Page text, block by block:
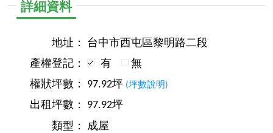
詳細資料
地址：
台中市西屯區黎明路二段
產權登記：
有
無
權狀坪數：
97.92坪 (坪數說明)
出租坪數：
97.92坪
類型：
成屋